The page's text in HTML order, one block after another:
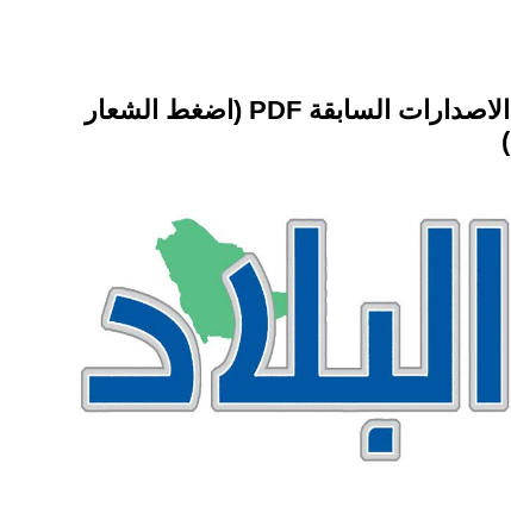
الاصدارات السابقة PDF (اضغط الشعار
)